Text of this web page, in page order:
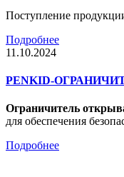
Поступление
Подробнее
11.10.2024
PENKID-
Ограничитель
для обеспечения
Подробнее